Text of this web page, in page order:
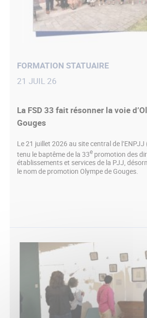
FORMATION STATUAIRE
21 JUIL 26
La FSD 33 fait résonner la voie
Gouges
Le 21 juillet 2026 au site central de l’ENPJJ
tenu le baptême de la 33e promotion des
établissements et services de la PJJ,
le nom de promotion Olympe de Gouges.